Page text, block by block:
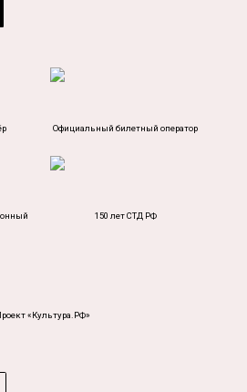
Официальный билетный оператор
150 лет СТД РФ
«Культура.РФ»